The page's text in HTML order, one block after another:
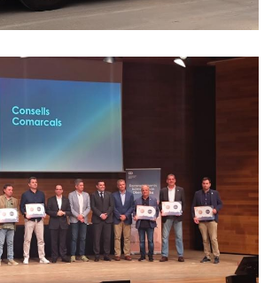
Comarcal Del Baix
Administració
2024 Per Segon Any
Consecutiu
Altres